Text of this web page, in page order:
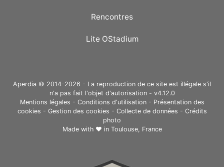
Rencontres
Lite OStadium
Aperdia © 2014-2026 - La reproduction de ce site est illégale s'il
n'a pas fait l'objet d'autorisation - v4.12.0
Mentions légales - Conditions d'utilisation- Présentation des
cookies - Gestion des cookies - Collecte de données - Crédits
photo
Made with ❤ in Toulouse, France